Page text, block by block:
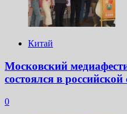
Китай
Московский
состоялся в российской
0